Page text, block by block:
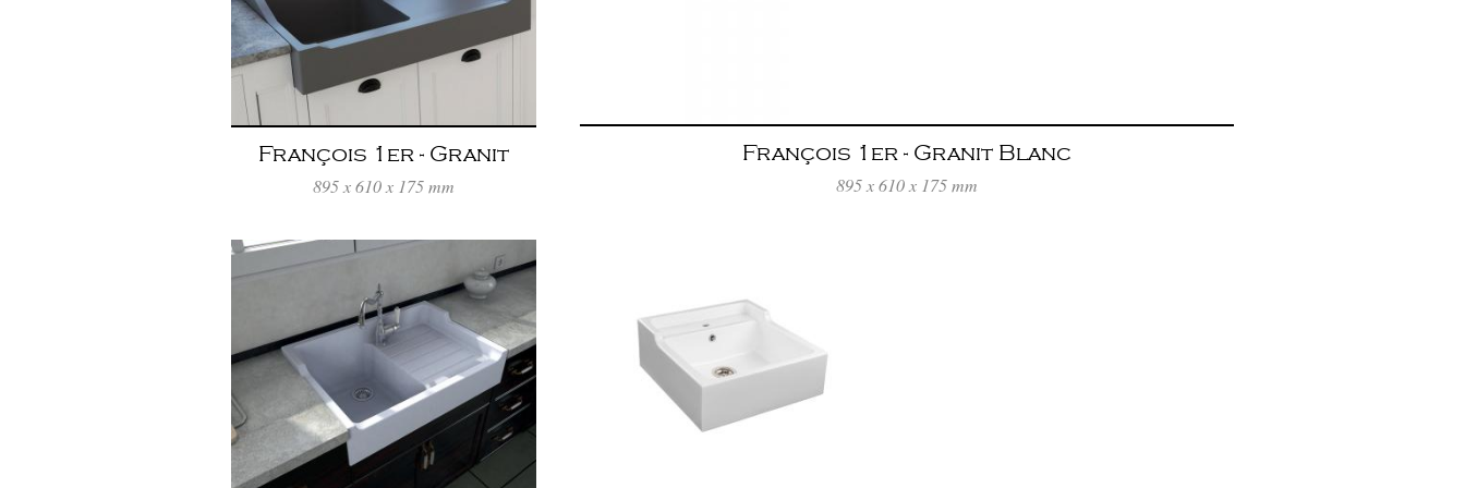
François 1er - Granit Blanc
895 x 610 x 175 mm
François 1er - Granit
Gris Titanium
895 x 610 x 175 mm